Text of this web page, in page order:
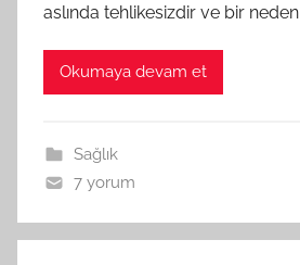
aslında tehlikesizdir ve bir neden
Okumaya devam et
Sağlık
7 yorum